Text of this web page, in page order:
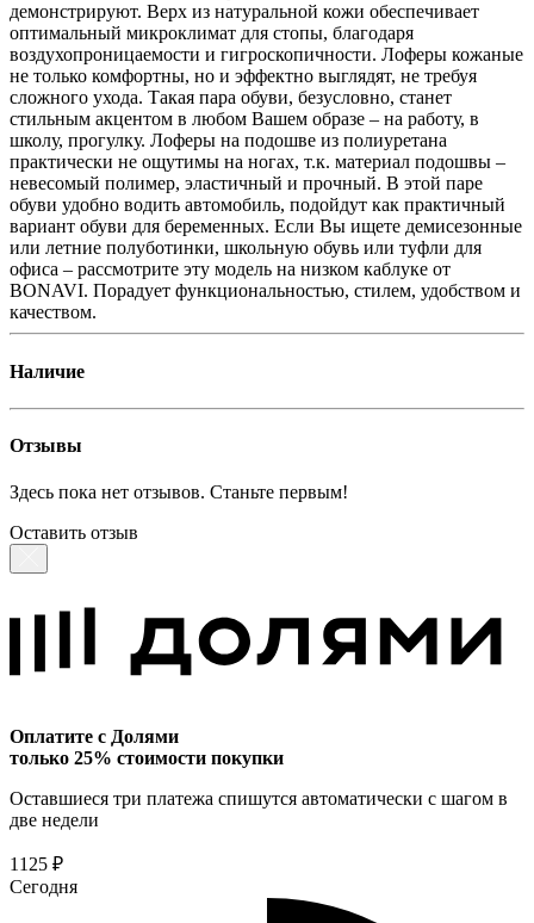
демонстрируют. Верх из натуральной кожи обеспечивает
оптимальный микроклимат для стопы, благодаря
воздухопроницаемости и гигроскопичности. Лоферы кожаные
не только комфортны, но и эффектно выглядят, не требуя
сложного ухода. Такая пара обуви, безусловно, станет
стильным акцентом в любом Вашем образе – на работу, в
школу, прогулку. Лоферы на подошве из полиуретана
практически не ощутимы на ногах, т.к. материал подошвы –
невесомый полимер, эластичный и прочный. В этой паре
обуви удобно водить автомобиль, подойдут как практичный
вариант обуви для беременных. Если Вы ищете демисезонные
или летние полуботинки, школьную обувь или туфли для
офиса – рассмотрите эту модель на низком каблуке от
BONAVI. Порадует функциональностью, стилем, удобством и
качеством.
Наличие
Отзывы
Здесь пока нет отзывов. Станьте первым!
Оставить отзыв
Оплатите с Долями
только 25% стоимости покупки
Оставшиеся три платежа спишутся автоматически с шагом в
две недели
1125 ₽
Сегодня